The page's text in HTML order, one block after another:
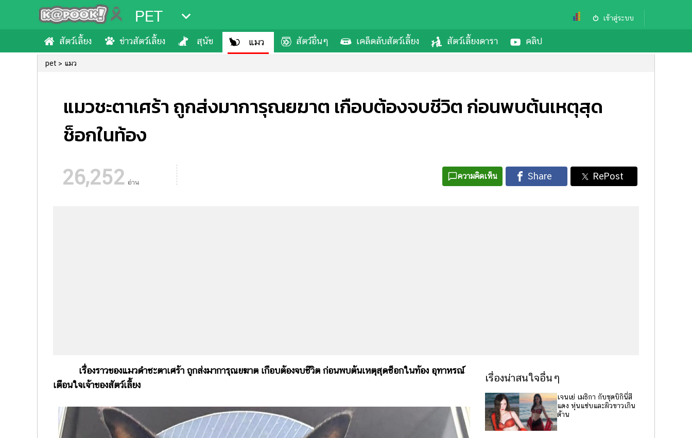
PET เข้าสู่ระบบ
สัตว์เลี้ยง ข่าวสัตว์เลี้ยง สุนัข แมว สัตว์อื่นๆ เคล็ดลับสัตว์เลี้ยง สัตว์เลี้ยงดารา คลิป
pet แมว
แมวชะตาเศร้า ถูกส่งมาการุณยฆาต เกือบต้องจบชีวิต ก่อนพบต้นเหตุสุด
ช็อกในท้อง
26,252 อ่าน
ความคิดเห็น
เรื่องราวของแมวดำชะตาเศร้า ถูกส่งมาการุณยฆาต เกือบต้องจบชีวิต ก่อนพบต้นเหตุสุดช็อกในท้อง อุทาหรณ์
เตือนใจเจ้าของสัตว์เลี้ยง
เรื่องน่าสนใจอื่นๆ
เจนเย่ เมธิกา กับชุดบิกินี่สี
แดง หุ่นแซ่บและผิวขาวเกิน
ต้าน